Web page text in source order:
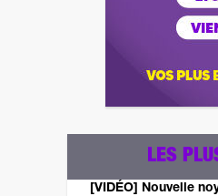
LES
[VIDÉO] Nouvelle